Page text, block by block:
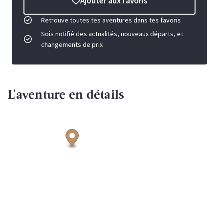
Retrouve toutes tes aventures dans tes favoris
Sois notifié des actualités, nouveaux départs, et
changements de prix
L'aventure en détails